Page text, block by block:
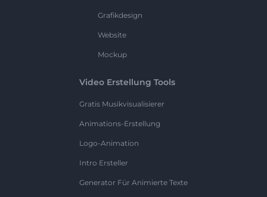
Grafikdesign
Website
Mockup
Video Erstellung Tools
Gratis Musikvisualisierer
Animations-Erstellung
Logo-Animation
Intro Ersteller
Generator Für Animierte Texte